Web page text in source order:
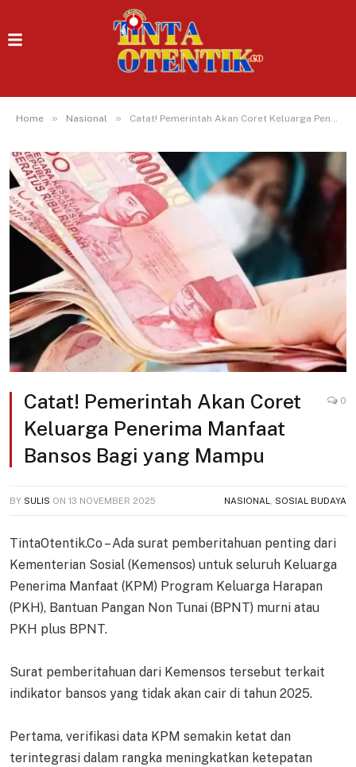
Home » Nasional » Catat! Pemerintah Akan Coret Keluarga Penerima Manfaat Bansos Bagi yang Mampu
Catat! Pemerintah Akan Coret
Keluarga Penerima Manfaat
Bansos Bagi yang Mampu
0
BY SULIS ON 13 NOVEMBER 2025 NASIONAL SOSIAL BUDAYA
TintaOtentik.Co – Ada surat pemberitahuan penting dari
Kementerian Sosial (Kemensos) untuk seluruh Keluarga
Penerima Manfaat (KPM) Program Keluarga Harapan
(PKH), Bantuan Pangan Non Tunai (BPNT) murni atau
PKH plus BPNT.
Surat pemberitahuan dari Kemensos tersebut terkait
indikator bansos yang tidak akan cair di tahun 2025.
Pertama, verifikasi data KPM semakin ketat dan
terintegrasi dalam rangka meningkatkan ketepatan